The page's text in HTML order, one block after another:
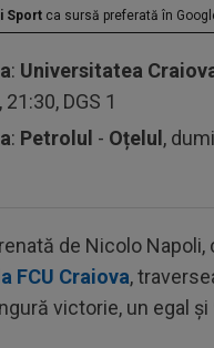
Sport ca sursă preferată în
: Universitatea
DGS 1
: Petrolul - Oțelul,
de Nicolo Napoli,
FCU Craiova,
victorie, un egal și